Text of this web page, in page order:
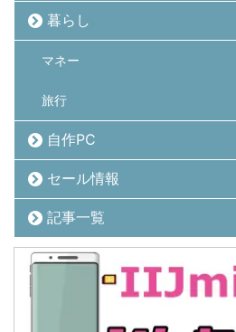
暮らし
マネー
旅行
自作PC
セール情報
記事一覧